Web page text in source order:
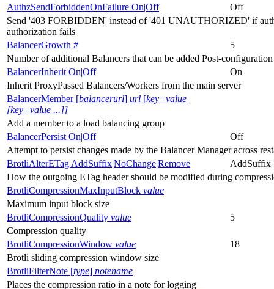
AuthzSendForbiddenOnFailure On|Off
Off
Send '403 FORBIDDEN' instead of '401 UNAUTHORIZED' if
authorization fails
BalancerGrowth #
5
Number of additional Balancers that can be added Post-configuration
BalancerInherit On|Off
On
Inherit ProxyPassed Balancers/Workers from the main server
BalancerMember [balancerurl] url [key=value
[key=value ...]]
Add a member to a load balancing group
BalancerPersist On|Off
Off
Attempt to persist changes made by the Balancer Manager across
BrotliAlterETag AddSuffix|NoChange|Remove
AddSuffix
How the outgoing ETag header should be modified during
BrotliCompressionMaxInputBlock value
Maximum input block size
BrotliCompressionQuality value
5
Compression quality
BrotliCompressionWindow value
18
Brotli sliding compression window size
BrotliFilterNote [type] notename
Places the compression ratio in a note for logging